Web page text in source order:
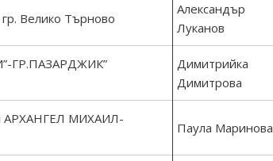
Велико Търново
Александър
Луканов
ГР.ПАЗАРДЖИК”
Димитрийка
Димитрова
МИХАИЛ-
Паула Маринова